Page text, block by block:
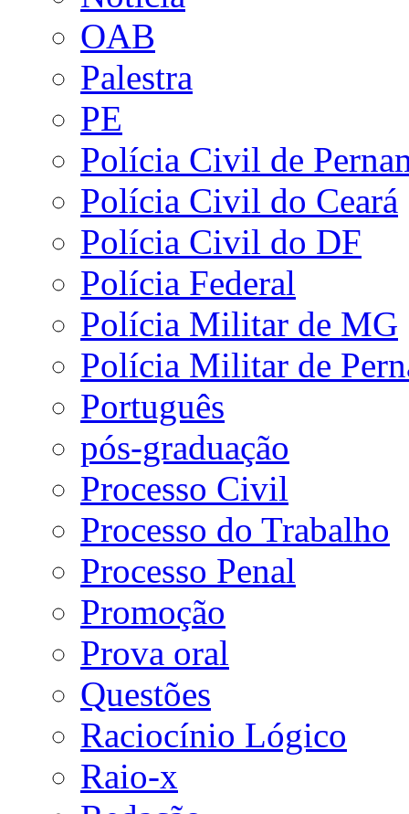
OAB
Palestra
PE
Polícia Civil de
Polícia Civil do Ceará
Polícia Civil do DF
Polícia Federal
Polícia Militar de MG
Polícia Militar de
Português
pós-graduação
Processo Civil
Processo do Trabalho
Processo Penal
Promoção
Prova oral
Questões
Raciocínio Lógico
Raio-x